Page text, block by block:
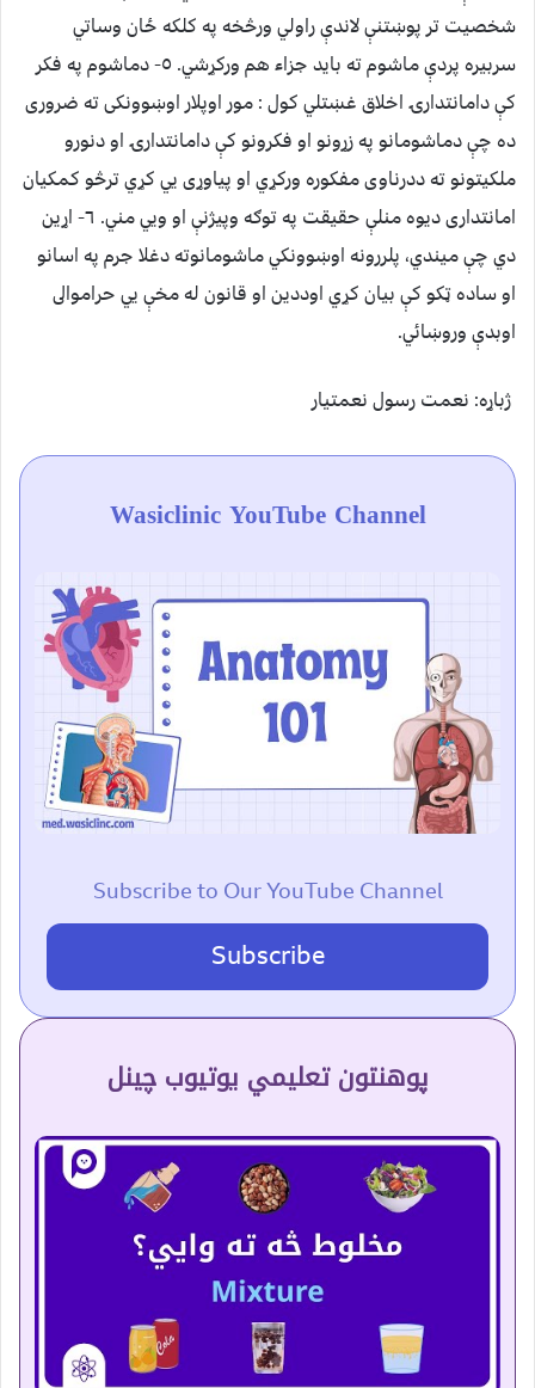
شخصيت تر پوښتنې لاندې راولي ورڅخه په کلکه ځان وساتي
سربيره پردې ماشوم ته بايد جزاء هم ورکړشي. ٥- دماشوم په فکر
کې دامانتدارۍ اخلاق غښتلي کول : مور اوپلار اوښوونکى ته ضرورى
ده چې دماشومانو په زړونو او فکرونو کې دامانتدارۍ او دنورو
ملکيتونو ته ددرناوى مفکوره ورکړي او پياوړى يي کړي ترڅو کمکيان
امانتدارى ديوه منلې حقيقت په توګه وپيژنې او ويي مني. ٦- اړين
دي چې ميندي، پلررونه اوښوونکي ماشومانوته دغلا جرم په اسانو
او ساده ټکو کې بيان کړي اوددين او قانون له مخې يي حراموالى
اوبدې وروښائي.
ژباړه: نعمت رسول نعمتيار
Wasiclinic YouTube Channel
Subscribe to Our YouTube Channel
Subscribe
پوهنتون تعلیمي یوتیوب چینل